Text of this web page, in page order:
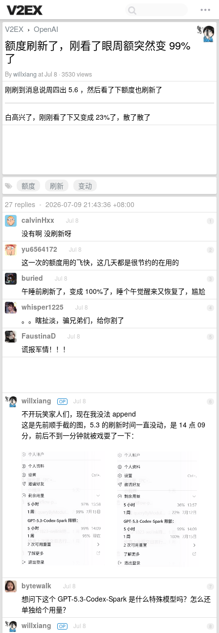
V2EX › OpenAI
额度刷新了，刚看了眼周额突然变 99%
了
Bywillxiang at Jul 8 · 3530 views
刚刷到消息说周四出 5.6 ，然后看了下额度也刷新了
白高兴了，刚刚看了下又变成 23%了，散了散了
额度 刷新
变动
27 replies • 2026-07-09 21:43:36 +08:00
1
calvinHxx Jul 8
没有啊 没刷新呀
2
yu6564172 Jul 8
这一次的额度用的飞快，这几天都是很节约的在用的
3
buried Jul 8
午睡前刷新了，变成 100%了，睡个午觉醒来又恢复了，尴尬
4
whisper1225 Jul 8
。。瞎扯淡，骗兄弟们，给你割了
5
FaustinaD Jul 8
谎报军情！！！
6
willxiang OP Jul 8
不开玩笑家人们，现在我没法 append
这是先前顺手截的图，5.3 的刷新时间一直没动，是 14 点 09
分，前后不到一分钟就被戏耍了一下：
7
bytewalk Jul 8
想问下这个 GPT-5.3-Codex-Spark 是什么特殊模型吗？怎么还
单独给个用量？
8
willxiang OP Jul 8